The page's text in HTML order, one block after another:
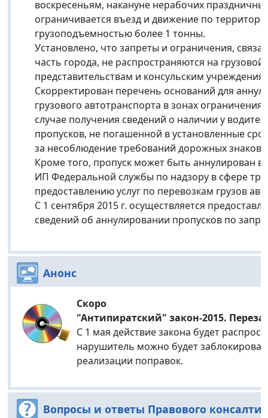
воскресеньям, накануне нерабочих
ограничивается въезд и движение по
грузоподъемностью более 1 тонны.
Установлено, что запреты и ограничения,
часть города, не распространяются на
представительствам и консульским
Скорректирован перечень оснований для
грузового автотранспорта в зонах
случае получения сведений о наличии у
пропусков, не погашенной в установленные
за несоблюдение требований дорожных
Кроме того, пропуск может быть аннулирован
ИП Федеральной службы по надзору в сфере
предоставлению услуг по перевозкам грузов
С 1 сентября 2015 г. осуществляется
сведений об аннулировании пропусков по
Анонс
Скоро
"Антипиратский" закон-2015.
С 1 мая действие закона будет
нарушитель можно будет
реализации поправок.
Вопросы и ответы Правового